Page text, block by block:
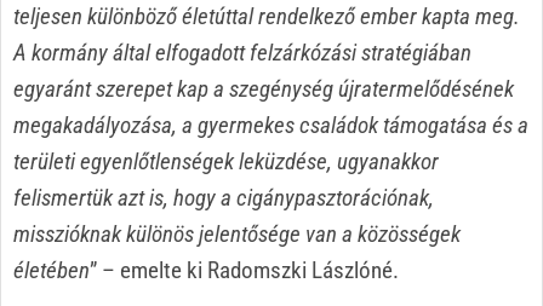
teljesen különböző életúttal rendelkező ember kapta meg.
A kormány által elfogadott felzárkózási stratégiában
egyaránt szerepet kap a szegénység újratermelődésének
megakadályozása, a gyermekes családok támogatása és a
területi egyenlőtlenségek leküzdése, ugyanakkor
felismertük azt is, hogy a cigánypasztorációnak,
misszióknak különös jelentősége van a közösségek
életében” – emelte ki Radomszki Lászlóné.